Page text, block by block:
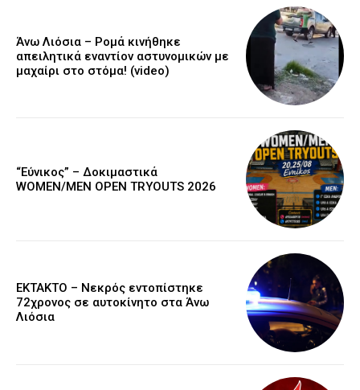
Άνω Λιόσια – Ρομά κινήθηκε
απειλητικά εναντίον αστυνομικών με
μαχαίρι στο στόμα! (video)
“Εύνικος” – Δοκιμαστικά
WOMEN/MEN OPEN TRYOUTS 2026
EKTAKTO – Νεκρός εντοπίστηκε
72χρονος σε αυτοκίνητο στα Άνω
Λιόσια